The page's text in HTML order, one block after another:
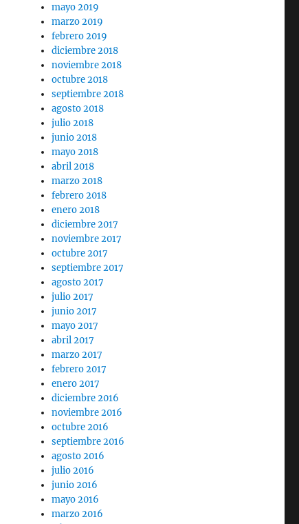
mayo 2019
marzo 2019
febrero 2019
diciembre 2018
noviembre 2018
octubre 2018
septiembre 2018
agosto 2018
julio 2018
junio 2018
mayo 2018
abril 2018
marzo 2018
febrero 2018
enero 2018
diciembre 2017
noviembre 2017
octubre 2017
septiembre 2017
agosto 2017
julio 2017
junio 2017
mayo 2017
abril 2017
marzo 2017
febrero 2017
enero 2017
diciembre 2016
noviembre 2016
octubre 2016
septiembre 2016
agosto 2016
julio 2016
junio 2016
mayo 2016
marzo 2016